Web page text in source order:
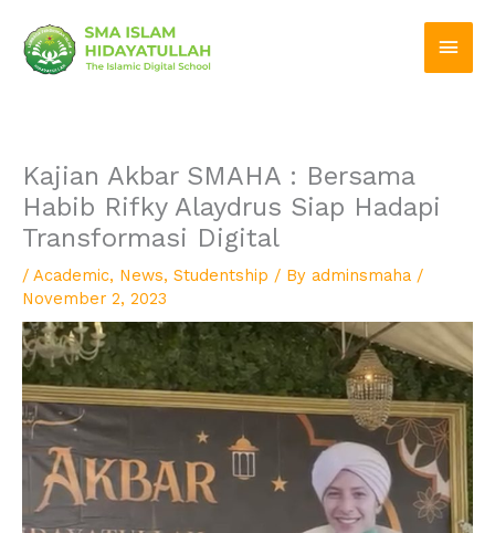
content
Main
Kajian Akbar SMAHA : Bersama
Habib Rifky Alaydrus Siap Hadapi
Transformasi Digital
/ Academic, News, Studentship / By adminsmaha /
November 2, 2023